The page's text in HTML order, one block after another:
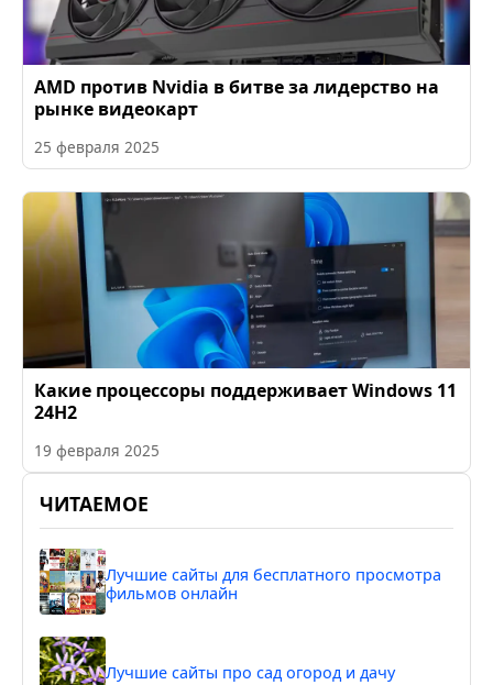
AMD против Nvidia в битве за лидерство на
рынке видеокарт
25 февраля 2025
Какие процессоры поддерживает Windows 11
24H2
19 февраля 2025
ЧИТАЕМОЕ
Лучшие сайты для бесплатного просмотра
фильмов онлайн
Лучшие сайты про сад огород и дачу